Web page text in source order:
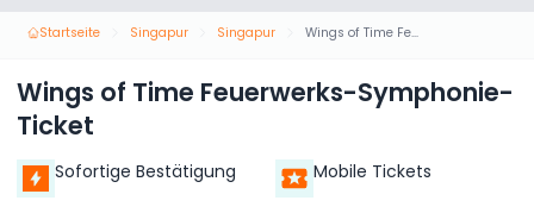
Startseite Singapur Singapur Wings of Time Feuerwerks-Symphonie-Ticket
Wings of Time Feuerwerks-Symphonie-
Ticket
Sofortige Bestätigung Mobile Tickets